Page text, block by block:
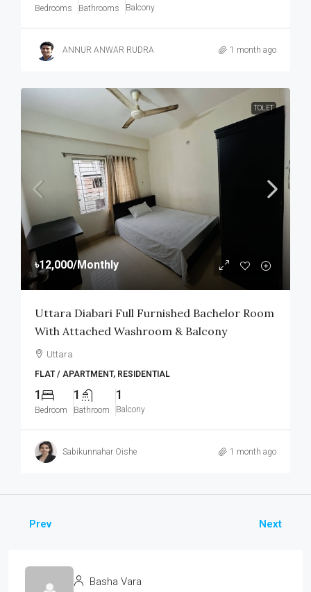
Bedrooms Bathrooms Balcony
ANNUR ANWAR RUDRA 1 month ago
TOLET
৳12,000/Monthly
Uttara Diabari Full Furnished Bachelor Room
With Attached Washroom & Balcony
Uttara
FLAT / APARTMENT, RESIDENTIAL
1
Bedroom
1
Bathroom
1
Balcony
Sabikunnahar Oishe 1 month ago
Prev Next
Basha Vara